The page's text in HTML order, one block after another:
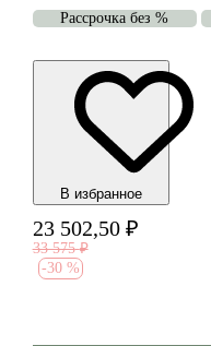
Рассрочка без %
В избранноe
23 502,50 ₽
33 575 ₽
-30 %